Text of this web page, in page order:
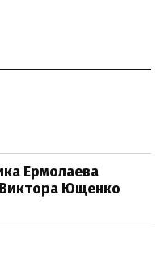
Ермолаева
Виктора Ющенко